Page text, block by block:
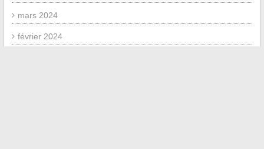
mars 2024
février 2024